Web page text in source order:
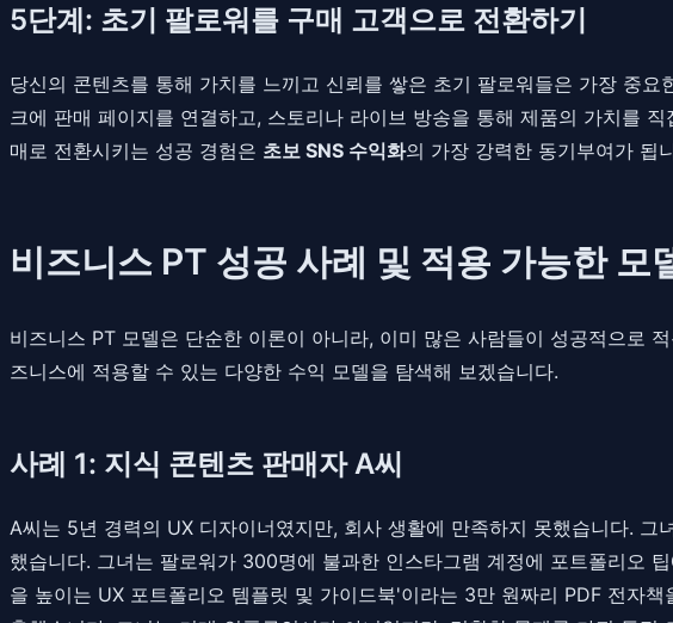
5단계: 초기 팔로워를 구매 고객으로 전환하기
당신의 콘텐츠를 통해 가치를 느끼고 신뢰를 쌓은 초기 팔로워들은 가장 중
크에 판매 페이지를 연결하고, 스토리나 라이브 방송을 통해 제품의 가치를
매로 전환시키는 성공 경험은 초보 SNS 수익화의 가장 강력한 동기부여가 됩
비즈니스 PT 성공 사례 및 적용 가능한 모
비즈니스 PT 모델은 단순한 이론이 아니라, 이미 많은 사람들이 성공적으로
즈니스에 적용할 수 있는 다양한 수익 모델을 탐색해 보겠습니다.
사례 1: 지식 콘텐츠 판매자 A씨
A씨는 5년 경력의 UX 디자이너였지만, 회사 생활에 만족하지 못했습니다. 그
했습니다. 그녀는 팔로워가 300명에 불과한 인스타그램 계정에 포트폴리오
을 높이는 UX 포트폴리오 템플릿 및 가이드북'이라는 3만 원짜리 PDF 전자